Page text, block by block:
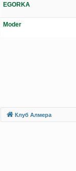
EGORKA
Moder
Клуб Алмера